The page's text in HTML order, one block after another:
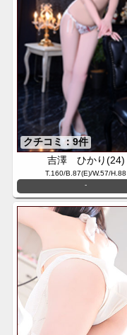
クチコミ：9件
吉澤 ひかり(24)
T.160/B.87(E)/W.57/H.88
-